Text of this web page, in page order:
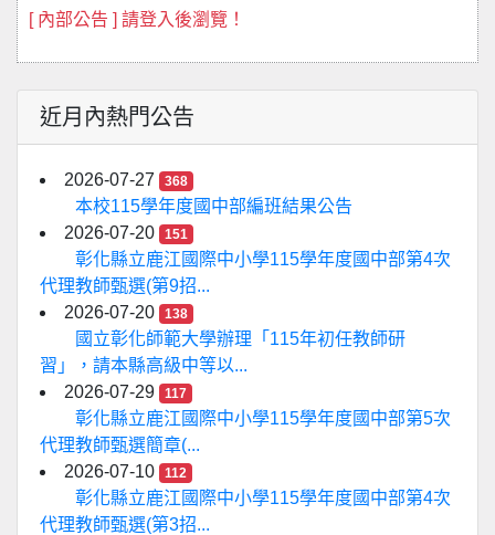
[ 內部公告 ] 請登入後瀏覽！
近月內熱門公告
2026-07-27 368
本校115學年度國中部編班結果公告
2026-07-20
151
彰化縣立鹿江國際中小學115學年度國中部第4次
代理教師甄選(第9招...
2026-07-20
138
國立彰化師範大學辦理「115年初任教師研
習」，請本縣高級中等以...
2026-07-29
117
彰化縣立鹿江國際中小學115學年度國中部第5次
代理教師甄選簡章(...
2026-07-10
112
彰化縣立鹿江國際中小學115學年度國中部第4次
代理教師甄選(第3招...